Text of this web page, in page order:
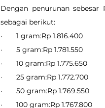
Dengan penurunan
sebagai berikut:
·       1 gram:Rp 1.816.400
·       5 gram:Rp 1.781.550
·       10 gram:Rp 1.775.650
·       25 gram:Rp 1.772.700
·       50 gram:Rp 1.769.550
·       100 gram:Rp 1.767.800